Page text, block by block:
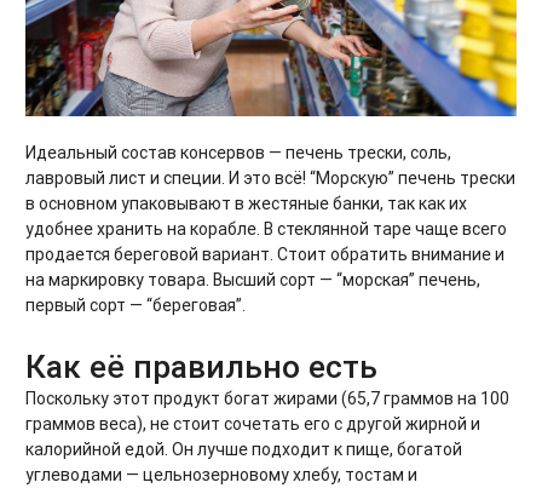
Идеальный состав консервов — печень трески, соль,
лавровый лист и специи. И это всё! “Морскую” печень трески
в основном упаковывают в жестяные банки, так как их
удобнее хранить на корабле. В стеклянной таре чаще всего
продается береговой вариант. Стоит обратить внимание и
на маркировку товара. Высший сорт — “морская” печень,
первый сорт — “береговая”.
Как её правильно есть
Поскольку этот продукт богат жирами (65,7 граммов на 100
граммов веса), не стоит сочетать его с другой жирной и
калорийной едой. Он лучше подходит к пище, богатой
углеводами — цельнозерновому хлебу, тостам и